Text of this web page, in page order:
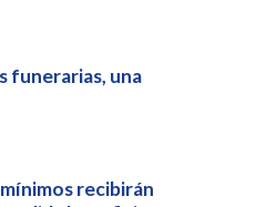
funerarias, una
recibirán